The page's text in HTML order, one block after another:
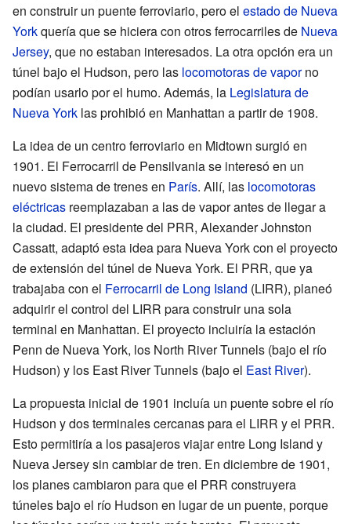
en construir un puente ferroviario, pero el estado de Nueva
Yorkquería que se hiciera con otros ferrocarriles de Nueva
Jersey, que no estaban interesados. La otra opción era un
túnel bajo el Hudson, pero las locomotoras de vaporno
podían usarlo por el humo. Además, la Legislatura de
Nueva York las prohibió en Manhattan a partir de 1908.
La idea de un centro ferroviario en Midtown surgió en
1901. El Ferrocarril de Pensilvania se interesó en un
nuevo sistema de trenes en París. Allí, las locomotoras
eléctricas reemplazaban a las de vapor antes de llegar a
la ciudad. El presidente del PRR, Alexander Johnston
Cassatt, adaptó esta idea para Nueva York con el proyecto
de extensión del túnel de Nueva York. El PRR, que ya
trabajaba con el Ferrocarril de Long Island (LIRR), planeó
adquirir el control del LIRR para construir una sola
terminal en Manhattan. El proyecto incluiría la estación
Penn de Nueva York, los North River Tunnels (bajo el río
Hudson) y los East River Tunnels (bajo el East River).
La propuesta inicial de 1901 incluía un puente sobre el río
Hudson y dos terminales cercanas para el LIRR y el PRR.
Esto permitiría a los pasajeros viajar entre Long Island y
Nueva Jersey sin cambiar de tren. En diciembre de 1901,
los planes cambiaron para que el PRR construyera
túneles bajo el río Hudson en lugar de un puente, porque